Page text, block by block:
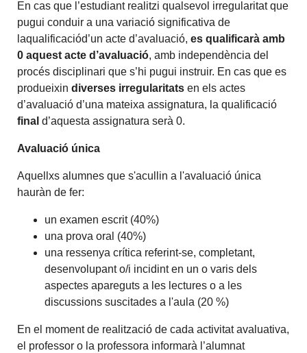
En cas que l’estudiant realitzi qualsevol irregularitat que
pugui conduir a una variació significativa de
laqualificaciód’un acte d’avaluació,es qualificarà amb
0 aquest acte d’avaluació, amb independència del
procés disciplinari que s’hi pugui instruir. En cas que es
produeixindiverses irregularitats en els actes
d’avaluació d’una mateixa assignatura, la qualificació
final d’aquesta assignatura serà 0.
Avaluació única
Aquellxs alumnes que s'acullin a l'avaluació única
hauràn de fer:
un examen escrit (40%)
una prova oral (40%)
una ressenya crítica referint-se, completant,
desenvolupant o/i incidint en un o varis dels
aspectes apareguts a les lectures o a les
discussions suscitades a l'aula (20 %)
En el moment de realització de cada activitat avaluativa,
el professor o la professora informarà l’alumnat